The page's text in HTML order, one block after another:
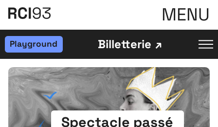
MENU
Playground Billetterie
Spectacle passé